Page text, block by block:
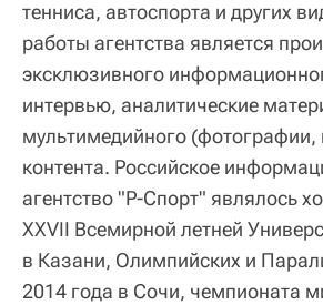
тенниса, автоспорта и других
работы агентства является
эксклюзивного
интервью, аналитические
мультимедийного
контента. Российское
агентство "Р-Спорт" являлось
XXVII Всемирной летней
в Казани, Олимпийских и
2014 года в Сочи, чемпионата